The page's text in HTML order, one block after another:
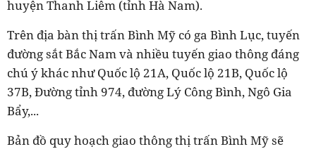
huyện Thanh Liêm (tỉnh Hà Nam).
Trên địa bàn thị trấn Bình Mỹ có ga Bình Lục, tuyến
đường sắt Bắc Nam và nhiều tuyến giao thông đáng
chú ý khác như Quốc lộ 21A, Quốc lộ 21B, Quốc lộ
37B, Đường tỉnh 974, đường Lý Công Bình, Ngô Gia
Bẩy,...
Bản đồ quy hoạch giao thông thị trấn Bình Mỹ sẽ